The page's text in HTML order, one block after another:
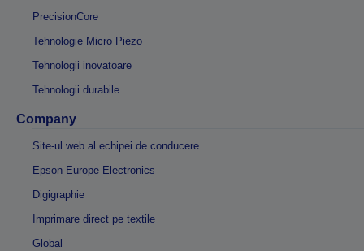
PrecisionCore
Tehnologie Micro Piezo
Tehnologii inovatoare
Tehnologii durabile
Company
Site-ul web al echipei de conducere
Epson Europe Electronics
Digigraphie
Imprimare direct pe textile
Global